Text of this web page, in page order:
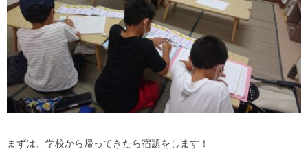
まずは、学校から帰ってきたら宿題をします！